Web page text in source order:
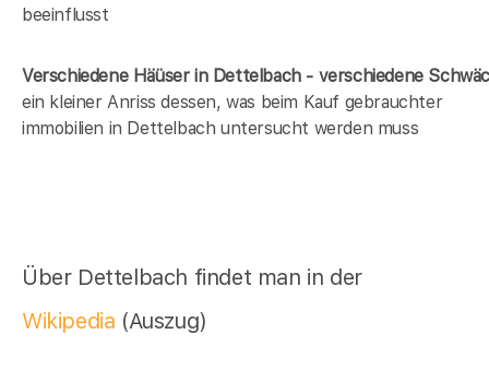
beeinflusst
Verschiedene Häüser in Dettelbach - verschiedene
ein kleiner Anriss dessen, was beim Kauf gebrauchter
immobilien in Dettelbach untersucht werden muss
Über Dettelbach findet man in der
Wikipedia (Auszug)